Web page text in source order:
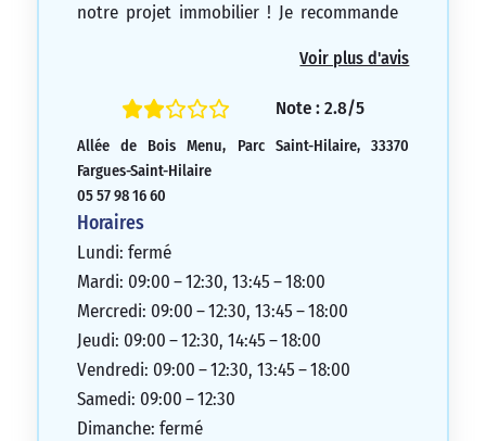
notre projet immobilier ! Je recommande
cette agence ! L’application est simple et
complète, et le personnel est disponible
banque, que ce soit via l’application ou
par téléphone. On peut également
souscrire à diverses assurances pour la
maison et la voiture, avec un label
d’assurance certifiant les meilleurs
contrats du marché. Si vous avez des
préjugés sur le fonctionnement des
banques, la Banque Populaire saura vous
convaincre en étant présente pour vous
accompagner au mieux dans vos projets !
Voir plus d'avis
Note : 2.8/5
Allée de Bois Menu, Parc Saint-Hilaire, 33370
Fargues-Saint-Hilaire
05 57 98 16 60
Horaires
Lundi: fermé
Mardi: 09:00 – 12:30, 13:45 – 18:00
Mercredi: 09:00 – 12:30, 13:45 – 18:00
Jeudi: 09:00 – 12:30, 14:45 – 18:00
Vendredi: 09:00 – 12:30, 13:45 – 18:00
Samedi: 09:00 – 12:30
Dimanche: fermé